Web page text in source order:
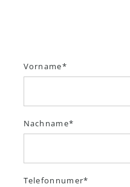
Vorname
Nachname
Telefonnumer